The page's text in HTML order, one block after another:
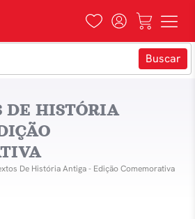
DE HISTÓRIA
De História Antiga - Edição Comemorativa